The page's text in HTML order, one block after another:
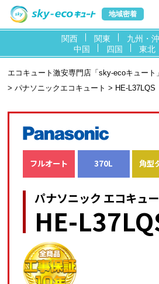
地域密着
関西 関東 九州・
中国
四国 東北
エコキュート激安専門店「sky-ecoキュート
>パナソニックエコキュート > HE-L37LQS
フルオート 370L 角型
パナソニック エコキュ
HE-